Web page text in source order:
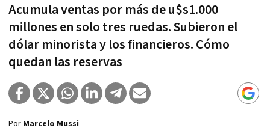
Acumula ventas por más de u$s1.000
millones en solo tres ruedas. Subieron el
dólar minorista y los financieros. Cómo
quedan las reservas
Por Marcelo Mussi